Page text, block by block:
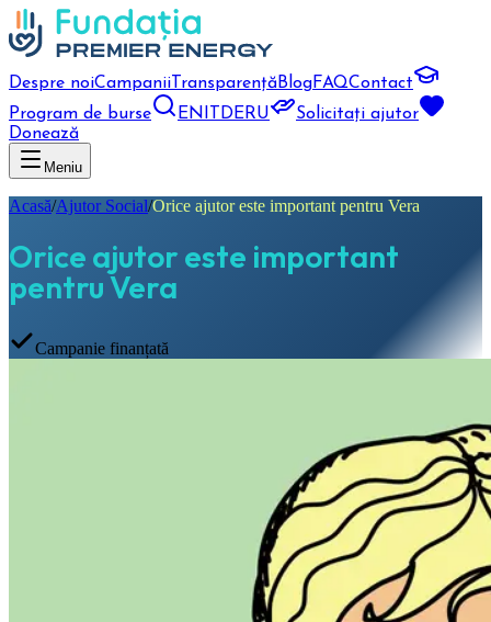
Despre noiCampanii TransparențăBlogFAQContact
Program de burse
EN DERU
Solicitați ajutor
Donează
Meniu
Acasă/Ajutor Social/Orice ajutor este important pentru Vera
Orice ajutor este important
pentru Vera
Campanie finanțată